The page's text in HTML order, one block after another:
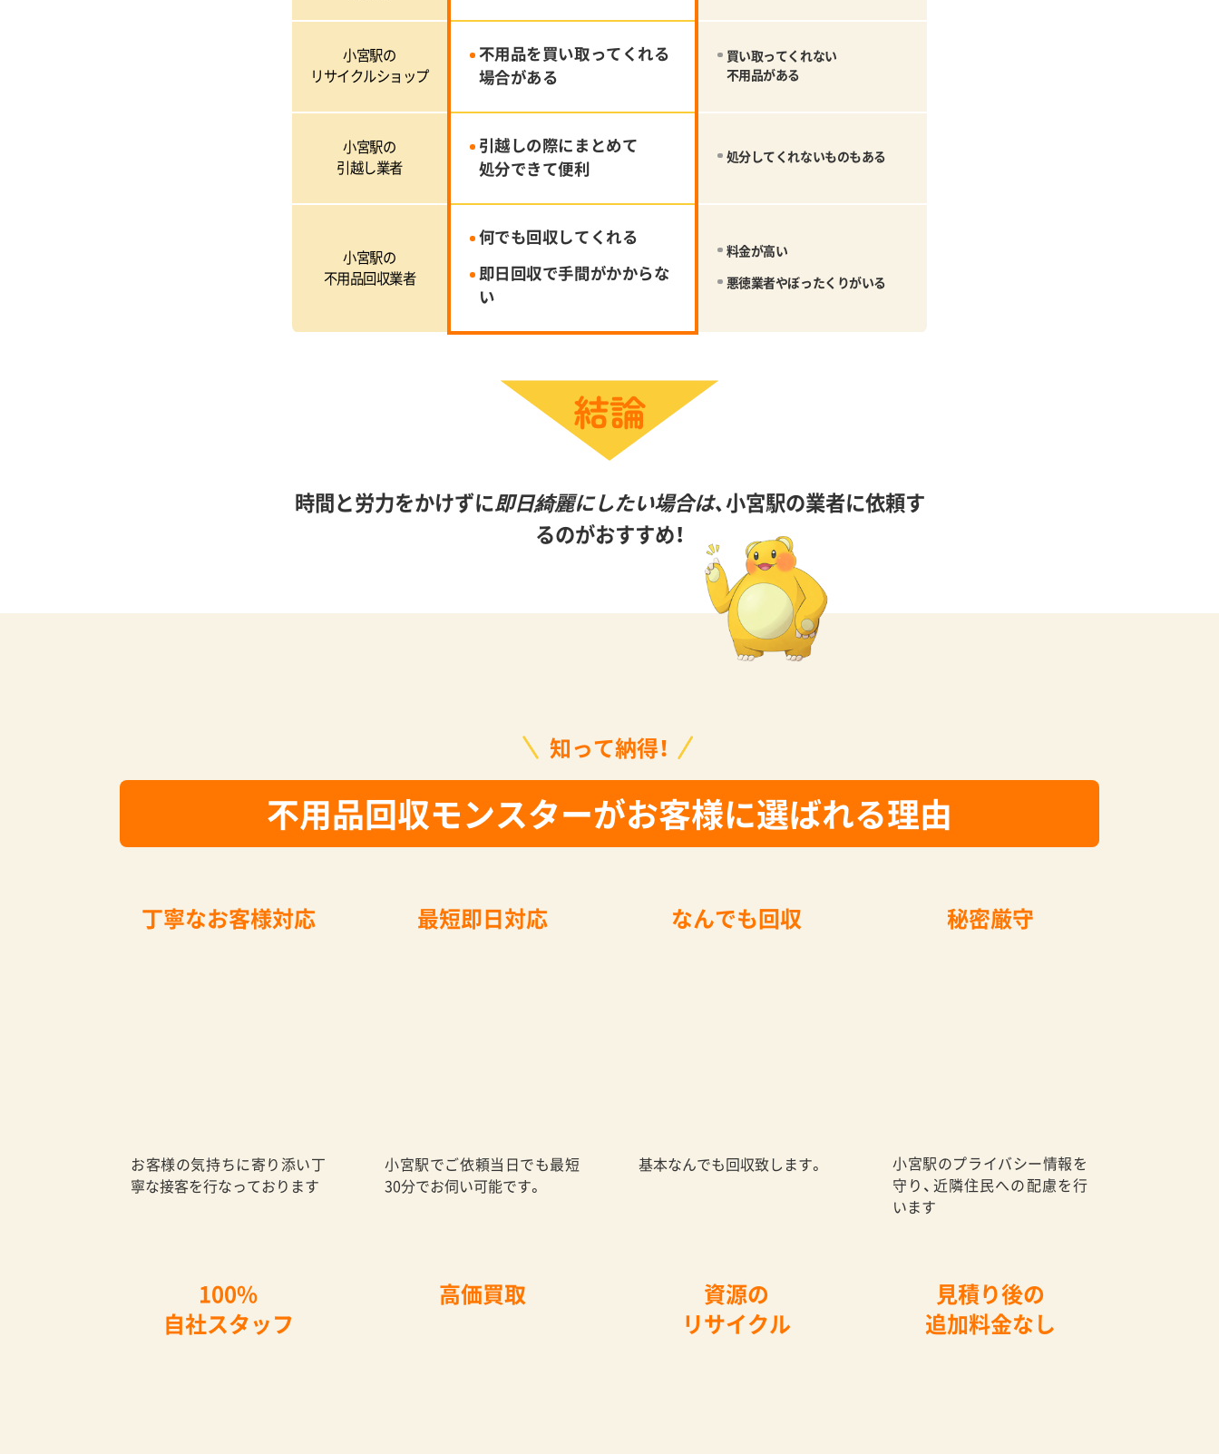
小宮駅の
リサイクルショップ
不用品を買い取ってくれる
場合がある
買い取ってくれない
不用品がある
小宮駅の
引越し業者
引越しの際にまとめて
処分できて便利
処分してくれないものもある
小宮駅の
不用品回収業者
何でも回収してくれる
即日回収で手間がかからな
い
料金が高い
悪徳業者やぼったくりがいる
時間と労力をかけずに即日綺麗にしたい場合は、小宮駅の業者に依頼す
るのがおすすめ！
知って納得！
不用品回収モンスターがお客様に選ばれる理由
丁寧なお客様対応
お客様の気持ちに寄り添い丁
寧な接客を行なっております
最短即日対応
小宮駅でご依頼当日でも最短
30分でお伺い可能です。
なんでも回収
基本なんでも回収致します。
秘密厳守
小宮駅のプライバシー情報を
守り、近隣住民への配慮を行
います
100%
自社スタッフ
高価買取
資源の
リサイクル
見積り後の
追加料金なし